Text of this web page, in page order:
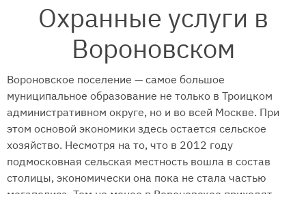
Охранные услуги в
Вороновском
Вороновское поселение — самое большое
муниципальное образование не только в Троицком
административном округе, но и во всей Москве. При
этом основой экономики здесь остается сельское
хозяйство. Несмотря на то, что в 2012 году
подмосковная сельская местность вошла в состав
столицы, экономически она пока не стала частью
мегаполиса. Тем не менее в Вороновское приходят